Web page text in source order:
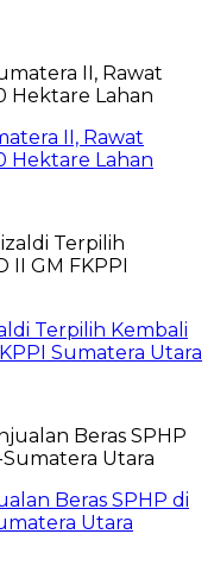
II, Rawat
Hektare Lahan
Terpilih Kembali
Sumatera Utara
Beras SPHP di
Utara